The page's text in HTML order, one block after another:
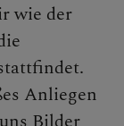
wie der
Anliegen